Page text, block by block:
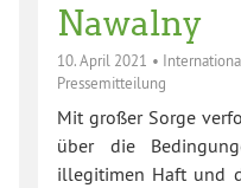
Nawalny
10. April 2021 •
Pressemitteilung
Mit großer Sorge
über die
illegitimen Haft und